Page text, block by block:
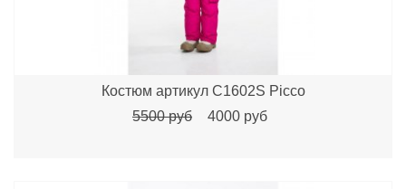
Костюм артикул C1602S Picco
5500 руб
4000 руб